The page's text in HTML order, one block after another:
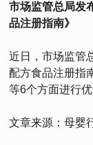
市场监管总局发
品注册指南》
近日，市场监管
配方食品注册指
等6个方面进行优
文章来源：母婴